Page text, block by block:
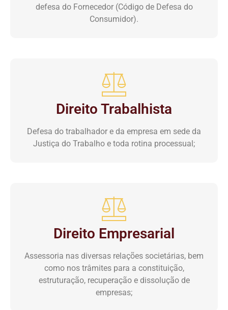
defesa do Fornecedor (Código de Defesa do
Consumidor).
Direito Trabalhista
Defesa do trabalhador e da empresa em sede da
Justiça do Trabalho e toda rotina processual;
Direito Empresarial
Assessoria nas diversas relações societárias, bem
como nos trâmites para a constituição,
estruturação, recuperação e dissolução de
empresas;